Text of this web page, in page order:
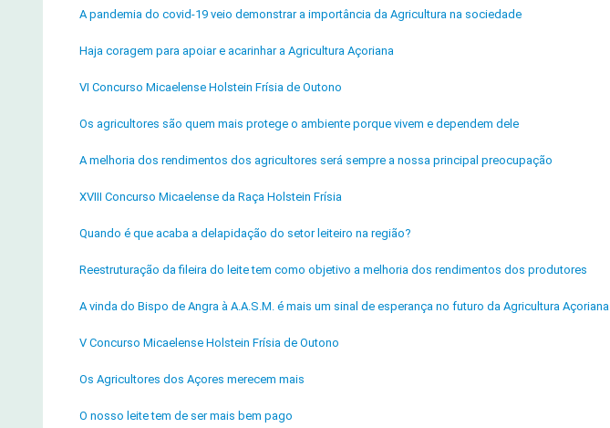
A pandemia do covid-19 veio demonstrar a importância da Agricultura na sociedade
Haja coragem para apoiar e acarinhar a Agricultura Açoriana
VI Concurso Micaelense Holstein Frísia de Outono
Os agricultores são quem mais protege o ambiente porque vivem e dependem dele
A melhoria dos rendimentos dos agricultores será sempre a nossa principal preocupação
XVIII Concurso Micaelense da Raça Holstein Frísia
Quando é que acaba a delapidação do setor leiteiro na região?
Reestruturação da fileira do leite tem como objetivo a melhoria dos rendimentos dos produtores
A vinda do Bispo de Angra à A.A.S.M. é mais um sinal de esperança no futuro da Agricultura Açoriana
V Concurso Micaelense Holstein Frísia de Outono
Os Agricultores dos Açores merecem mais
O nosso leite tem de ser mais bem pago